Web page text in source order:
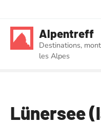
Alpentreff
Destinations,
les Alpes
Lünersee